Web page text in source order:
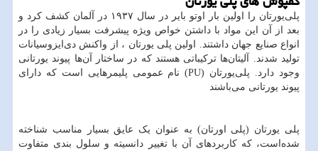
پلی‌یورتان را اولین بار اوتو بایر در سال ۱۹۳۷ در آلمان کشف کرد و
بعد از آن این مواد با داشتن خواص ویژه پیشرفت بسیار زیادی را در
انواع صنایع جهان داشتند. اولین پلی ‌یورتان ، از واکنش دی‌ایزوسیانات
تولید شدند. آلیتان‌ها ترکیباتی هستند که در ساختار آن‌ها پیوند یورتانی
وجود دارد. پلی‌یورتان (PU) نام عمومی پلیمرهایی است که دارای
پیوند یورتانی می‌باشند
پلی یورتان (پلی اورتان) به عنوان یک عایق بسیار مناسب شناخته
شده‌است، که کاربردهای آن با تغییر دانسیته و سلول بندی متفاوت